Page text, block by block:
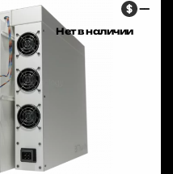
—
Нет в наличии